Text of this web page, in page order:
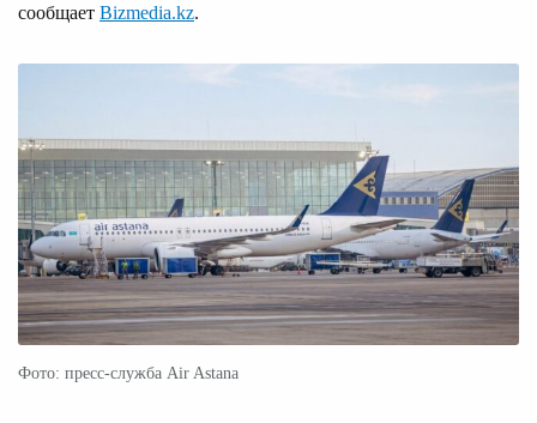
сообщает Bizmedia.kz.
Фото: пресс-служба Air Astana